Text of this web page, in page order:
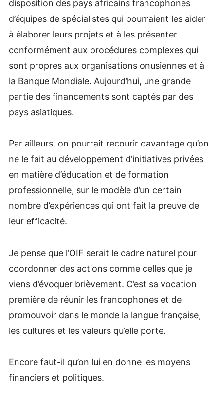
disposition des pays africains francophones
d’équipes de spécialistes qui pourraient les aider
à élaborer leurs projets et à les présenter
conformément aux procédures complexes qui
sont propres aux organisations onusiennes et à
la Banque Mondiale. Aujourd’hui, une grande
partie des financements sont captés par des
pays asiatiques.
Par ailleurs, on pourrait recourir davantage qu’on
ne le fait au développement d’initiatives privées
en matière d’éducation et de formation
professionnelle, sur le modèle d’un certain
nombre d’expériences qui ont fait la preuve de
leur efficacité.
Je pense que l’OIF serait le cadre naturel pour
coordonner des actions comme celles que je
viens d’évoquer brièvement. C’est sa vocation
première de réunir les francophones et de
promouvoir dans le monde la langue française,
les cultures et les valeurs qu’elle porte.
Encore faut-il qu’on lui en donne les moyens
financiers et politiques.